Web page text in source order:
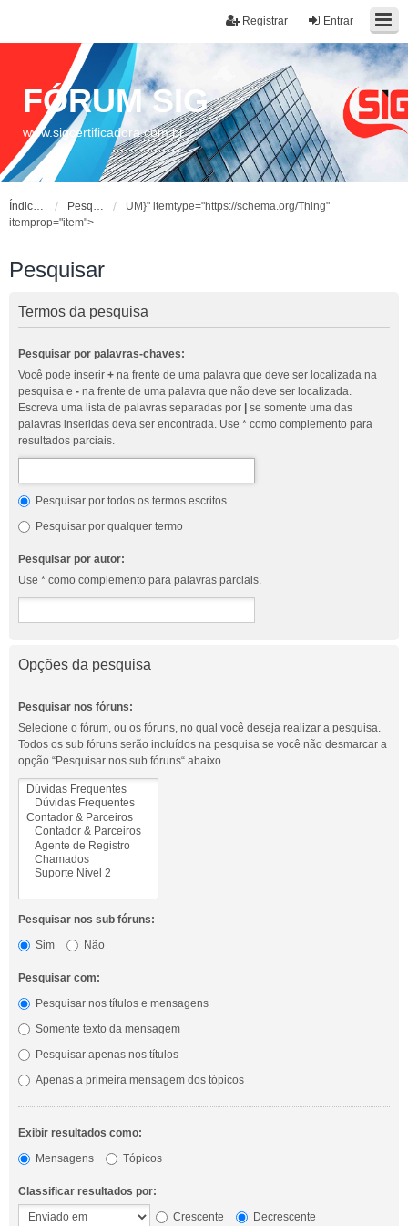
Entrar
Registrar
FÓRUM SIG
www.sigcertificadora.com.br
Índice do fórum Pesquisar
UM}" itemtype="https://schema.org/Thing"
itemprop="item">
Pesquisar
Termos da pesquisa
Pesquisar por palavras-chaves:
Você pode inserir + na frente de uma palavra que deve ser localizada na
pesquisa e - na frente de uma palavra que não deve ser localizada.
Escreva uma lista de palavras separadas por
se somente uma das
palavras inseridas deva ser encontrada. Use * como complemento para
resultados parciais.
Pesquisar por todos os termos escritos
Pesquisar por qualquer termo
Pesquisar por autor:
Use * como complemento para palavras parciais.
Opções da pesquisa
Pesquisar nos fóruns:
Selecione o fórum, ou os fóruns, no qual você deseja realizar a pesquisa.
Todos os sub fóruns serão incluídos na pesquisa se você não desmarcar a
opção “Pesquisar nos sub fóruns“ abaixo.
Pesquisar nos sub fóruns:
Sim
Não
Pesquisar com:
Pesquisar nos títulos e mensagens
Somente texto da mensagem
Pesquisar apenas nos títulos
Apenas a primeira mensagem dos tópicos
Exibir resultados como:
Mensagens
Tópicos
Classificar resultados por:
Crescente
Decrescente